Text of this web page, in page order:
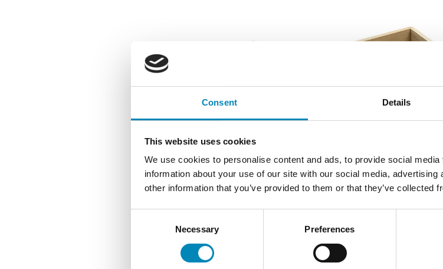
Consent Details
This website uses cookies
We use cookies to personalise content and ads, to provide social
information about your use of our site with our social media,
other information that you’ve provided to them or that they’ve collected
Necessary Preferences
Trækasse medium - massiv eg H: 15 cm B:
15 cm D: 32 cm
DKK 263,20
Trækasse lille - massiv eg H: 15 cm
D: 15 cm